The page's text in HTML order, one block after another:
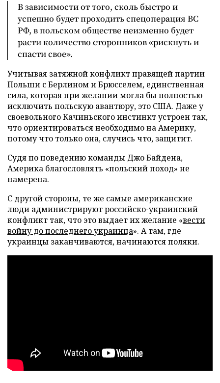
В зависимости от того, сколь быстро и
успешно будет проходить спецоперация ВС
РФ, в польском обществе неизменно будет
расти количество сторонников «рискнуть и
спасти свое».
Учитывая затяжной конфликт правящей партии
Польши с Берлином и Брюсселем, единственная
сила, которая при желании могла бы полностью
исключить польскую авантюру, это США. Даже у
своевольного Качиньского инстинкт устроен так,
что ориентироваться необходимо на Америку,
потому что только она, случись что, защитит.
Судя по поведению команды Джо Байдена,
Америка благословлять «польский поход» не
намерена.
С другой стороны, те же самые американские
люди администрируют российско-украинский
конфликт так, что это выдает их желание «вести
войну до последнего украинца». А там, где
украинцы заканчиваются, начинаются поляки.